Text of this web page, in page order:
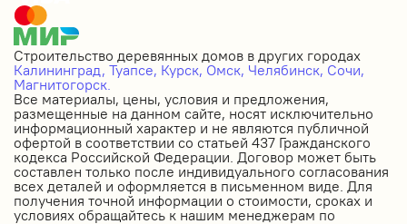
Строительство деревянных домов в других городах
Калининград, Туапсе, Курск, Омск, Челябинск, Сочи,
Магнитогорск.
Все материалы, цены, условия и предложения,
размещенные на данном сайте, носят исключительно
информационный характер и не являются публичной
офертой в соответствии со статьей 437 Гражданского
кодекса Российской Федерации. Договор может быть
составлен только после индивидуального согласования
всех деталей и оформляется в письменном виде. Для
получения точной информации о стоимости, сроках и
условиях обращайтесь к нашим менеджерам по